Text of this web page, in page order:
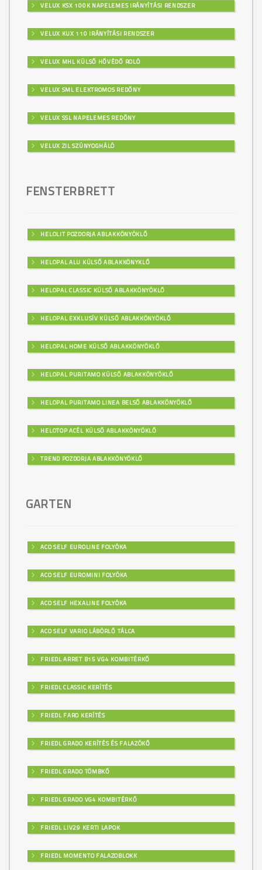
VELUX KSX 100K NAPELEMES IRÁNYÍTÁSI RENDSZER
VELUX KUX 110 IRÁNYÍTÁSI RENDSZER
VELUX MHL KÜLSŐ HŐVÉDŐ ROLÓ
VELUX SML ELEKTROMOS REDŐNY
VELUX SSL NAPELEMES REDŐNY
VELUX ZIL SZÚNYOGHÁLÓ
FENSTERBRETT
HELOLIT POZDORJA ABLAKKÖNYÖKLŐ
HELOPAL ALU KÜLSŐ ABLAKKÖNYKLŐ
HELOPAL CLASSIC KÜLSŐ ABLAKKÖNYÖKLŐ
HELOPAL EXKLUSÍV KÜLSŐ ABLAKKÖNYÖKLŐ
HELOPAL HOME KÜLSŐ ABLAKKÖNYÖKLŐ
HELOPAL PURITAMO KÜLSŐ ABLAKKÖNYÖKLŐ
HELOPAL PURITAMO LINEA BELSŐ ABLAKKÖNYÖKLŐ
HELOTOP ACÉL KÜLSŐ ABLAKKÖNYÖKLŐ
TREND POZDORJA ABLAKKÖNYÖKLŐ
GARTEN
ACO SELF EUROLINE FOLYÓKA
ACO SELF EUROMINI FOLYÓKA
ACO SELF HEXALINE FOLYÓKA
ACO SELF VARIO LÁBÖRLŐ TÁLCA
FRIEDL ARRET B15 VG4 KOMBITÉRKŐ
FRIEDL CLASSIC KERÍTÉS
FRIEDL FARO KERÍTÉS
FRIEDL GRADO KERÍTÉS ÉS FALAZÓKŐ
FRIEDL GRADO TÖMBKŐ
FRIEDL GRADO VG4 KOMBITÉRKŐ
FRIEDL LIV29 KERTI LAPOK
FRIEDL MOMENTO FALAZOBLOKK